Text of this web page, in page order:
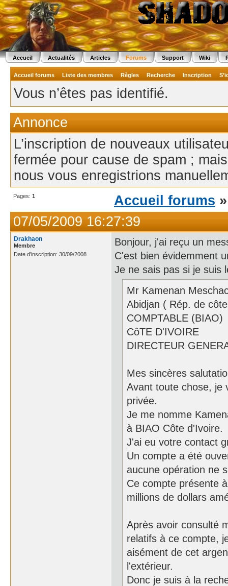
Accueil Actualités Articles Forums Support Wiki
Accueil forums Liste des membres Règles Recherche Inscription
Vous n’êtes pas identifié.
Annonce
L’inscription de nouveaux
fermée pour cause de spam ;
nous vous enregistrions
Pages: 1 Accueil forums
07/05/2009 16:27:39
Drakhaon
Membre
Date d’inscription: 30/09/2008
Bonjour, j'ai reçu un
C'est bien évidemment
Je ne sais pas si je suis
Mr Kamenan
Abidjan ( Rép. de
COMPTABLE (BIAO)
CôTE D'IVOIRE
DIRECTEUR
Mes sincères
Avant toute chose, je
privée.
Je me nomme
à BIAO Côte d'Ivoire.
J'ai eu votre contact
Un compte a été
aucune opération ne
Ce compte présente
millions de dollars
Après avoir consulté
relatifs à ce compte,
aisément de cet
l'extérieur.
Donc je suis à la